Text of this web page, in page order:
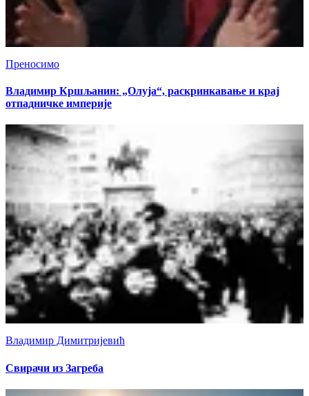
Преносимо
Владимир Кршљанин: „Олуја“, раскринкавање и крај
отпадничке империје
Владимир Димитријевић
Свирачи из Загреба